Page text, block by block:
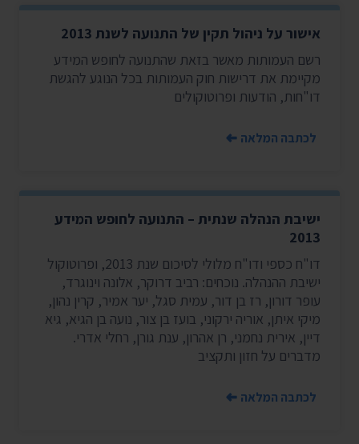
אישור על ניהול תקין של התנועה לשנת 2013
רשם העמותות מאשר בזאת שהתנועה לחופש המידע
מקיימת את דרישות חוק העמותות בכל הנוגע להגשת
דו"חות, הודעות ופרוטוקולים
לכתבה המלאה
ישיבת הנהלה שנתית – התנועה לחופש המידע
2013
דו"ח כספי ודו"ח מלולי לסיכום שנת 2013, ופרוטוקול
ישיבת ההנהלה. נוכחים: רביב דרוקר, אלונה וינוגרד,
עופר דורון, רז בן דור, עמית סגל, יער אמיר, קרין נהון,
מיקי איתן, אוריה ירקוני, בועז בן צור, נועה בן הגיא, גיא
דיין, אירית נחמני, רן אהרון, ענת גורן, רחלי אדרי.
מדברים על חזון ותקציב
לכתבה המלאה